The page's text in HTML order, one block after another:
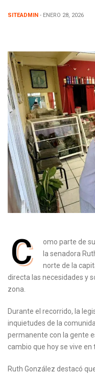
SITEADMIN - ENERO 28, 2026
C
omo parte de
la senadora
norte de la
directa las necesidades y
zona.
Durante el recorrido, la
inquietudes de la
permanente con la gente
cambio que hoy se vive en
Ruth González destacó